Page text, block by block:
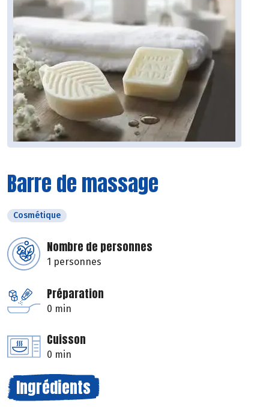
Barre de massage
Cosmétique
Nombre de personnes
1 personnes
Préparation
0 min
Cuisson
0 min
Ingrédients